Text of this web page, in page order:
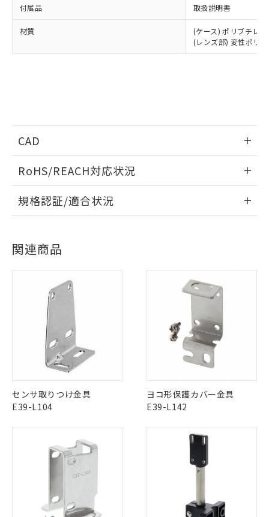
付属品 取扱説明書
材質
(ケース) ポリブチレ
(レンズ部) 変性ポリ
CAD
ログイン/会員登録いただくと、CADデータをダウンロー
ドすることができます。
ダウンロードデータをご利用いただく前に、以下を必ずお読
みください。
ソフトウェアの使用条件
RoHS/REACH対応状況
EU RoHS 注意事項・凡例
対応状況 ※1
対応済み
中国 RoHS 注意事項・凡例
中国 RoHS表※1 ※2
"対応済み"や非含有の記載がされた商品であっても、流通
在庫等で未対応品が混在する可能性があります。
非含有品が必要な際は、弊社営業部門もしくは販売店へお
問い合わせください。
規格認証/適合状況
Yes
LR型式承認
（イギリス
船舶規格）
BV型式承認
（フランス
船舶規格）
No
その他の認証はこちらのページからご検索ください
関連商品
センサ取りつけ金具
E39-L104
ヨコ形保護カバー金具
E39-L142
※1 対応状況
対応済み：EU RoHS指令（10物質）の
非含有に対応した製品が提供可能な商品で
す。